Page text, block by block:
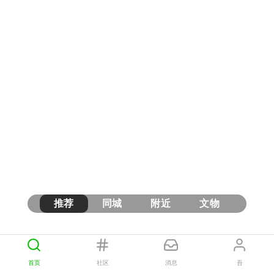
推荐 同城 附近 文物
首页 社区 消息 吾